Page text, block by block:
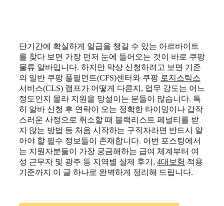
단기간에 확실하게 일급을 챙길 수 있는 아르바이트
를 찾다 보면 가장 먼저 눈에 들어오는 것이 바로 쿠팡
물류 알바입니다. 하지만 막상 신청하려고 보면 기존
의 일반 쿠팡 풀필먼트(CFS)센터와 쿠팡 로지스틱스
서비스(CLS) 캠프가 어떻게 다른지, 업무 강도는 어느
정도인지 몰라 지원을 망설이는 분들이 많습니다. 특
히 알바 신청 후 연락이 오는 정확한 타이밍이나 갑작
스러운 사정으로 취소할 때 블랙리스트 페널티를 받
지 않는 방법 등 처음 시작하는 구직자라면 반드시 알
아야 할 필수 정보들이 존재합니다. 이번 포스팅에서
는 지원자분들이 가장 궁금해하는 급여 체계부터 여
성 근무자 및 광주 등 지역별 실제 후기, 4대보험 적용
기준까지 이 글 하나로 완벽하게 정리해 드립니다.